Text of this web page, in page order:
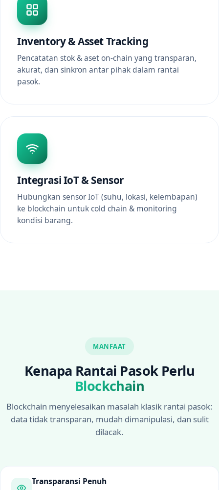
Inventory & Asset Tracking
Pencatatan stok & aset on-chain yang transparan,
akurat, dan sinkron antar pihak dalam rantai
pasok.
Integrasi IoT & Sensor
Hubungkan sensor IoT (suhu, lokasi, kelembapan)
ke blockchain untuk cold chain & monitoring
kondisi barang.
MANFAAT
Kenapa Rantai Pasok Perlu
Blockchain
Blockchain menyelesaikan masalah klasik rantai pasok:
data tidak transparan, mudah dimanipulasi, dan sulit
dilacak.
Transparansi Penuh